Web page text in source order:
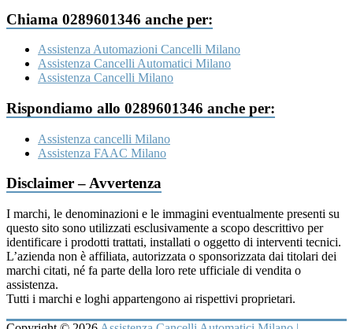
Chiama 0289601346 anche per:
Assistenza Automazioni Cancelli Milano
Assistenza Cancelli Automatici Milano
Assistenza Cancelli Milano
Rispondiamo allo 0289601346 anche per:
Assistenza cancelli Milano
Assistenza FAAC Milano
Disclaimer – Avvertenza
I marchi, le denominazioni e le immagini eventualmente presenti su
questo sito sono utilizzati esclusivamente a scopo descrittivo per
identificare i prodotti trattati, installati o oggetto di interventi tecnici.
L’azienda non è affiliata, autorizzata o sponsorizzata dai titolari dei
marchi citati, né fa parte della loro rete ufficiale di vendita o
assistenza.
Tutti i marchi e loghi appartengono ai rispettivi proprietari.